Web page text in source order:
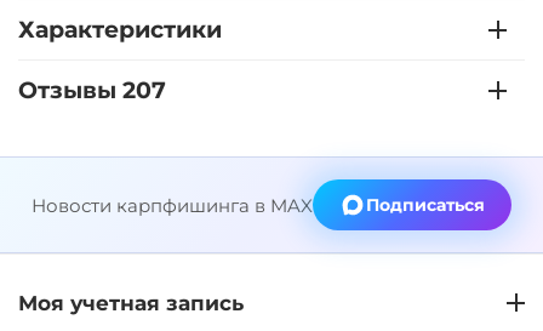
Характеристики
Отзывы 207
Новости карпфишинга в MAX Подписаться
Моя учетная запись